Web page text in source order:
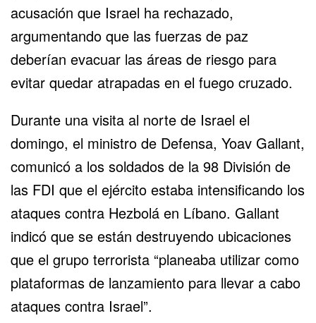
acusación que Israel ha rechazado,
argumentando que las fuerzas de paz
deberían evacuar las áreas de riesgo para
evitar quedar atrapadas en el fuego cruzado.
Durante una visita al norte de Israel el
domingo, el ministro de Defensa, Yoav Gallant,
comunicó a los soldados de la 98 División de
las FDI que el ejército estaba intensificando los
ataques contra Hezbolá en Líbano. Gallant
indicó que se están destruyendo ubicaciones
que el grupo terrorista “planeaba utilizar como
plataformas de lanzamiento para llevar a cabo
ataques contra Israel”.